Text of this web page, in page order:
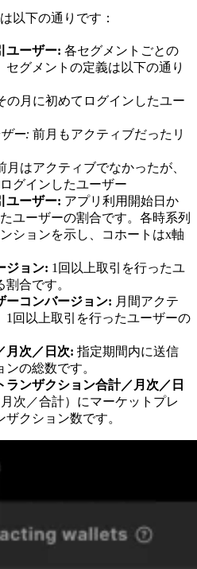
以下の通りです：
ユーザー: 各セグメントごとの
グメントの定義は以下の通り
の月に初めてログインしたユー
ー: 前月もアクティブだったリ
月はアクティブでなかったが、
グインしたユーザー
ユーザー: アプリ利用開始日か
ユーザーの割合です。各時系列
ションを示し、コホートはx軸
ジョン: 1回以上取引を行ったユ
合です。
ーコンバージョン: 月間アクテ
1回以上取引を行ったユーザーの
月次／日次: 指定期間内に送信
の総数です。
ランザクション合計／月次／日
次／合計）にマーケットプレ
クション数です。